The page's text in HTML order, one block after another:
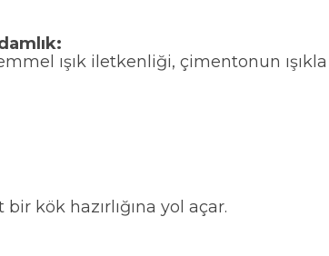
ışık iletkenliği, çimentonun
kök hazırlığına yol açar.